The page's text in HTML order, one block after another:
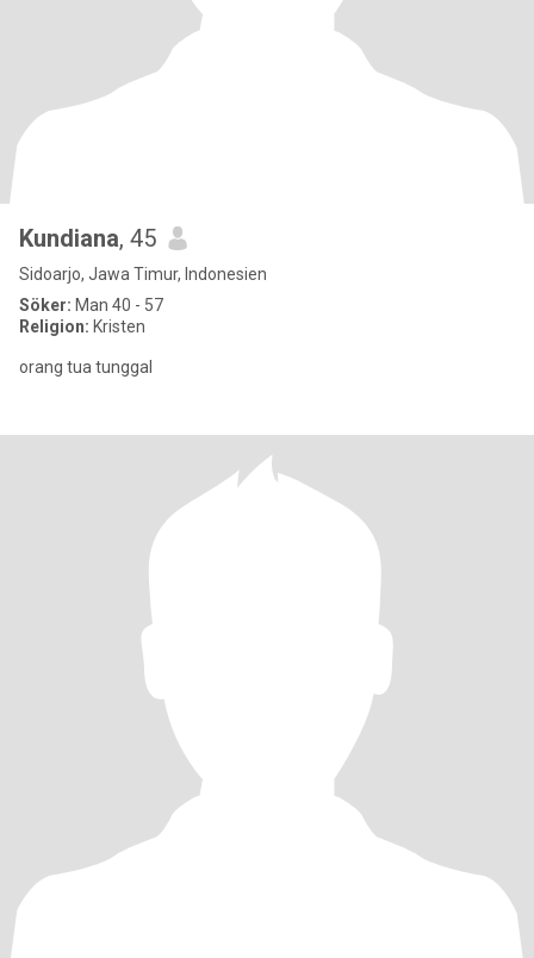
Kundiana, 45
Sidoarjo, Jawa Timur, Indonesien
Söker: Man 40 - 57
Religion: Kristen
orang tua tunggal